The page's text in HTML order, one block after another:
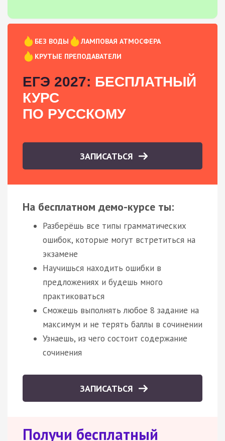
БЕЗ ВОДЫ
ЛАМПОВАЯ АТМОСФЕРА
КРУТЫЕ ПРЕПОДАВАТЕЛИ
ЕГЭ 2027: БЕСПЛАТНЫЙ
КУРС
ПО РУССКОМУ
ЗАПИСАТЬСЯ
На бесплатном демо-курсе ты:
Разберёшь все типы грамматических
ошибок, которые могут встретиться на
экзамене
Научишься находить ошибки в
предложениях и будешь много
практиковаться
Сможешь выполнять любое 8 задание на
максимум и не терять баллы в сочинении
Узнаешь, из чего состоит содержание
сочинения
ЗАПИСАТЬСЯ
Получи бесплатный